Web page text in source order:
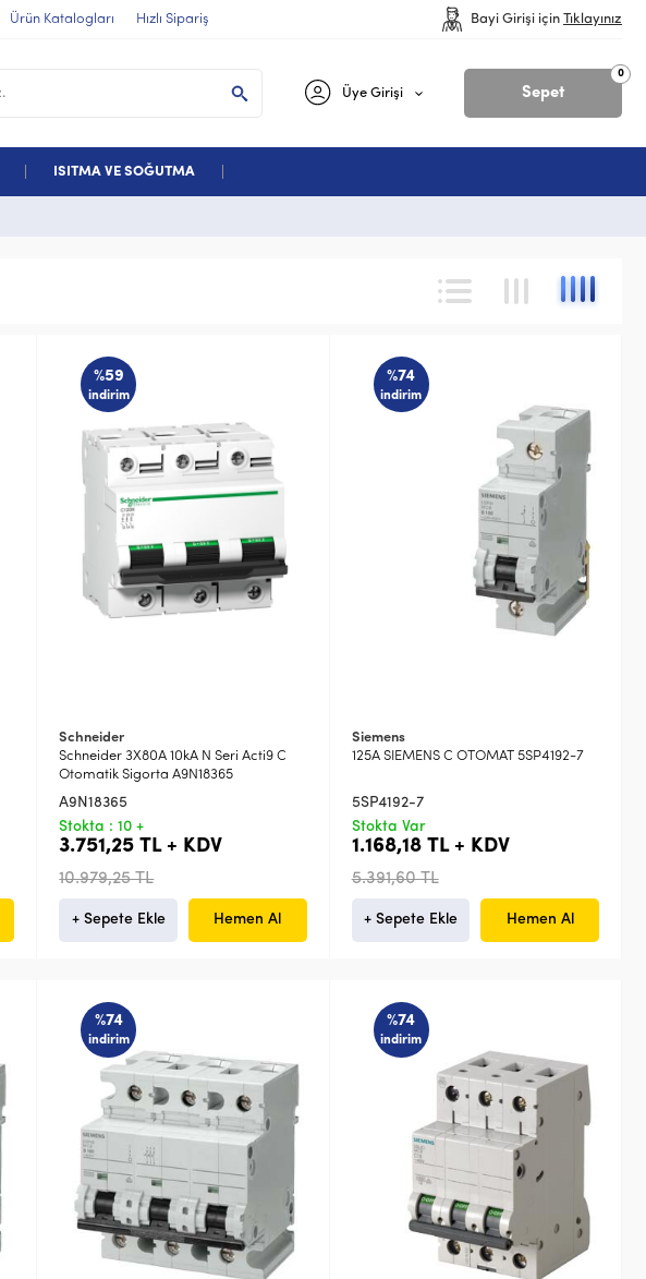
Ürün Katalogları Hızlı Sipariş Bayi Girişi için Tıklayınız
Sepet
0
Üye Girişi
ISITMA VE SOĞUTMA
%59
indirim
Schneider
Schneider 3X80A 10kA N Seri Acti9 C
Otomatik Sigorta A9N18365
A9N18365
Stokta : 10 +
3.751,25 TL + KDV
10.979,25 TL
+ Sepete Ekle Hemen Al
%74
indirim
Siemens
125A SIEMENS C OTOMAT 5SP4192-7
5SP4192-7
Stokta Var
1.168,18 TL + KDV
5.391,60 TL
+ Sepete Ekle Hemen Al
%74
indirim
%74
indirim